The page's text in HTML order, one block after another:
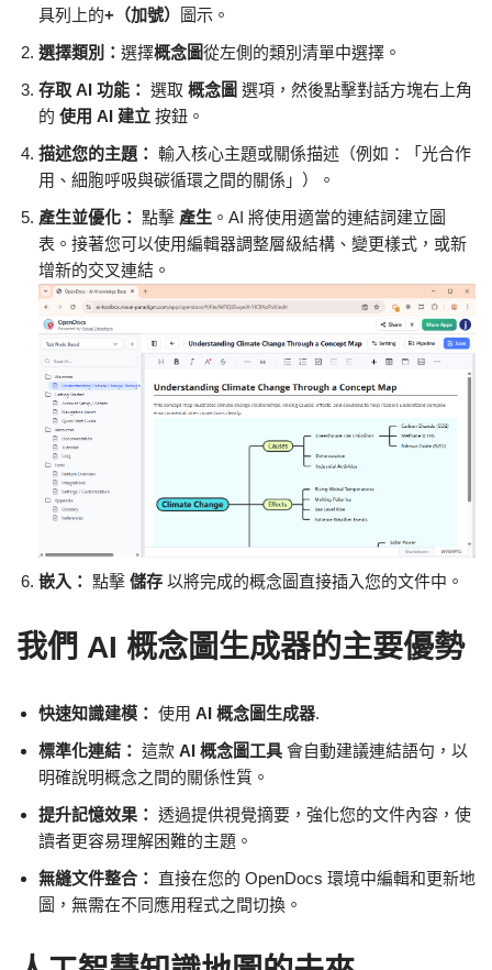
具列上的+（加號）
圖示。
選擇類別： 選擇概念圖從左側的類別清單中選擇。
存取 AI 功能： 選取 概念圖 選項，然後點擊對話方塊右上角
的 使用 AI 建立 按鈕。
描述您的主題： 輸入核心主題或關係描述（例如：「光合作
用、細胞呼吸與碳循環之間的關係」）。
產生並優化： 點擊 產生 。AI 將使用適當的連結詞建立圖
表。接著您可以使用編輯器調整層級結構、變更樣式，或新
增新的交叉連結。
嵌入： 點擊 儲存 以將完成的概念圖直接插入您的文件中。
我們 AI 概念圖生成器的主要優勢
快速知識建模： 使用 AI 概念圖生成器.
標準化連結： 這款 AI 概念圖工具 會自動建議連結語句，以
明確說明概念之間的關係性質。
提升記憶效果： 透過提供視覺摘要，強化您的文件內容，使
讀者更容易理解困難的主題。
無縫文件整合： 直接在您的 OpenDocs 環境中編輯和更新地
圖，無需在不同應用程式之間切換。